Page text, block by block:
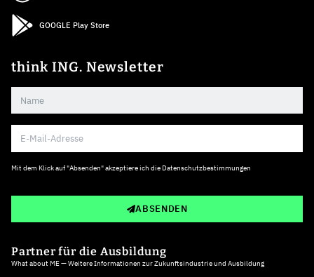
GOOGLE Play Store
think ING. Newsletter
Mit dem Klick auf "Absenden" akzeptiere ich die Datenschutzbestimmungen
ABSENDEN
Partner für die Ausbildung
What about ME — Weitere Informationen zur Zukunftsindustrie und Ausbildung